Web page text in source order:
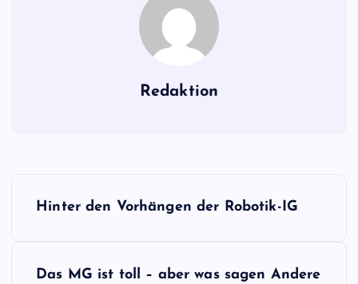
Redaktion
Hinter den Vorhängen der Robotik-IG
Das MG ist toll – aber was sagen Andere